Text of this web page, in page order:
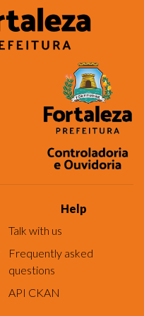
Help
Talk with us
Frequently asked
questions
API CKAN